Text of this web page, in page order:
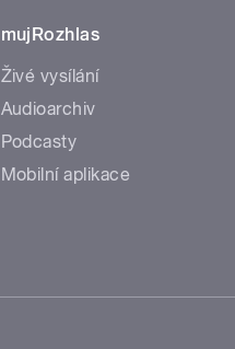
mujRozhlas
Živé vysílání
Audioarchiv
Podcasty
Mobilní aplikace